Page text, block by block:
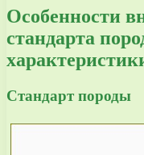
Особенности
стандарта
Стандарт породы